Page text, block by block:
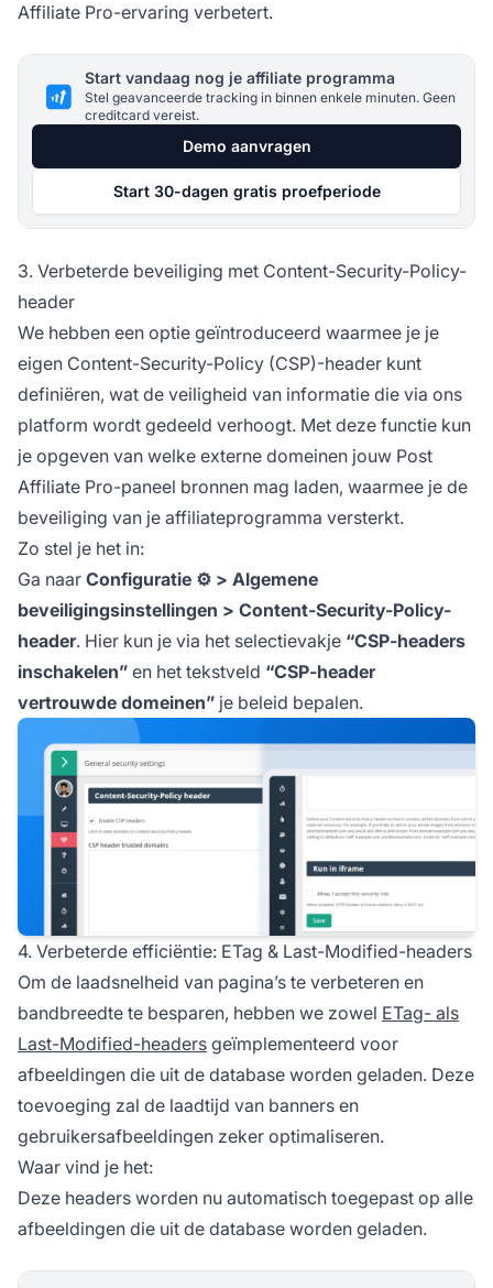
Affiliate Pro-ervaring verbetert.
Start vandaag nog je affiliate programma
Stel geavanceerde tracking in binnen enkele minuten. Geen
creditcard vereist.
Demo aanvragen
Start 30-dagen gratis proefperiode
3. Verbeterde beveiliging met Content-Security-Policy-
header
We hebben een optie geïntroduceerd waarmee je je
eigen Content-Security-Policy (CSP)-header kunt
definiëren, wat de veiligheid van informatie die via ons
platform wordt gedeeld verhoogt. Met deze functie kun
je opgeven van welke externe domeinen jouw Post
Affiliate Pro-paneel bronnen mag laden, waarmee je de
beveiliging van je affiliateprogramma versterkt.
Zo stel je het in:
Ga naar Configuratie ⚙️ > Algemene
beveiligingsinstellingen > Content-Security-Policy-
header. Hier kun je via het selectievakje “CSP-headers
inschakelen” en het tekstveld “CSP-header
vertrouwde domeinen” je beleid bepalen.
4. Verbeterde efficiëntie: ETag & Last-Modified-headers
Om de laadsnelheid van pagina’s te verbeteren en
bandbreedte te besparen, hebben we zowel ETag- als
Last-Modified-headers geïmplementeerd voor
afbeeldingen die uit de database worden geladen. Deze
toevoeging zal de laadtijd van banners en
gebruikersafbeeldingen zeker optimaliseren.
Waar vind je het:
Deze headers worden nu automatisch toegepast op alle
afbeeldingen die uit de database worden geladen.